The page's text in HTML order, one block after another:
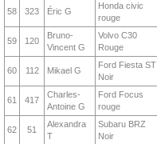
58 323 Éric G
Honda civic
rouge
59 120
Bruno-
Vincent G
Volvo C30
Rouge
60 112 Mikael G
Ford Fiesta ST
Noir
61 417
Charles-
Antoine G
Ford Focus
rouge
62 51
Alexandra
T
Subaru BRZ
Noir